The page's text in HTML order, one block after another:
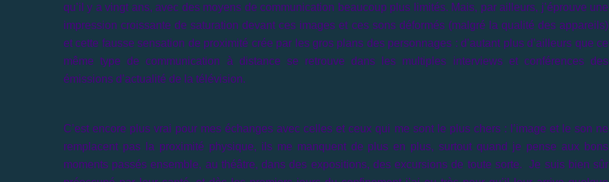
qu’il y a vingt ans, avec des moyens de communication beaucoup plus limités. Mais, par ailleurs, j’éprouve une
impression croissante de saturation devant ces images et ces sons déformés (malgré la qualité des appareils)
et cette fausse sensation de proximité crée par les gros plans des personnages : d’autant plus d’ailleurs que ce
même type de communication à distance se retrouve dans les multiples interviews et conférences des
émissions d’actualité de la télévision.
C’est encore plus vrai pour mes échanges avec celles et ceux qui me sont le plus chers : l’image et le son ne
remplacent pas la proximité physique, ils me manquent de plus en plus, surtout quand je pense aux bons
moments passés ensemble, au théâtre, dans des expositions, des excursions de toute sorte. Je suis bien sûr